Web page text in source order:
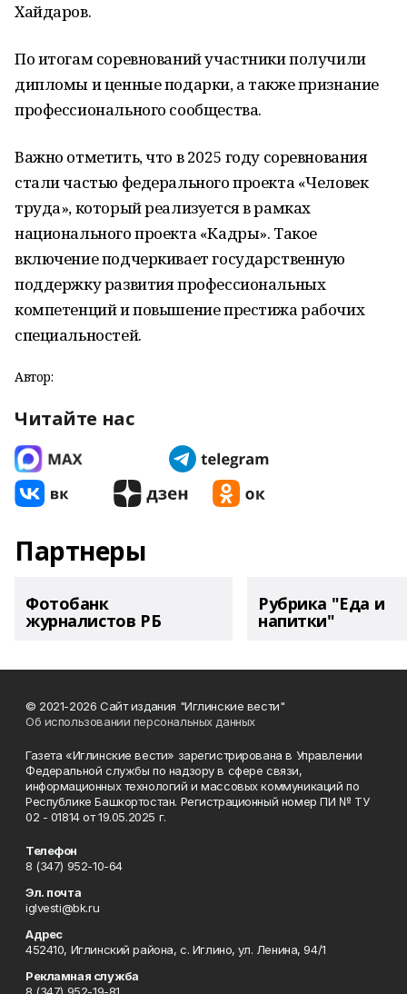
Хайдаров.
По итогам соревнований участники получили
дипломы и ценные подарки, а также признание
профессионального сообщества.
Важно отметить, что в 2025 году соревнования
стали частью федерального проекта «Человек
труда», который реализуется в рамках
национального проекта «Кадры». Такое
включение подчеркивает государственную
поддержку развития профессиональных
компетенций и повышение престижа рабочих
специальностей.
Автор:
Читайте нас
Партнеры
Фотобанк
журналистов РБ
Рубрика "Еда и
напитки"
© 2021-2026 Сайт издания "Иглинские вести"
Об использовании персональных данных
Газета «Иглинские вести» зарегистрирована в Управлении
Федеральной службы по надзору в сфере связи,
информационных технологий и массовых коммуникаций по
Республике Башкортостан. Регистрационный номер ПИ № ТУ
02 - 01814 от 19.05.2025 г.
Телефон
8 (347) 952-10-64
Эл. почта
iglvesti@bk.ru
Адрес
452410, Иглинский района, с. Иглино, ул. Ленина, 94/1
Рекламная служба